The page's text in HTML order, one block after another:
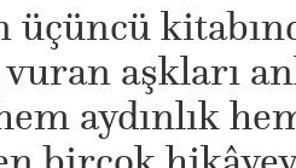
üçüncü
aşkları
aydınlık